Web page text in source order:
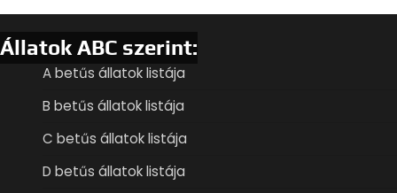
Állatok ABC szerint:
A betűs állatok listája
B betűs állatok listája
C betűs állatok listája
D betűs állatok listája